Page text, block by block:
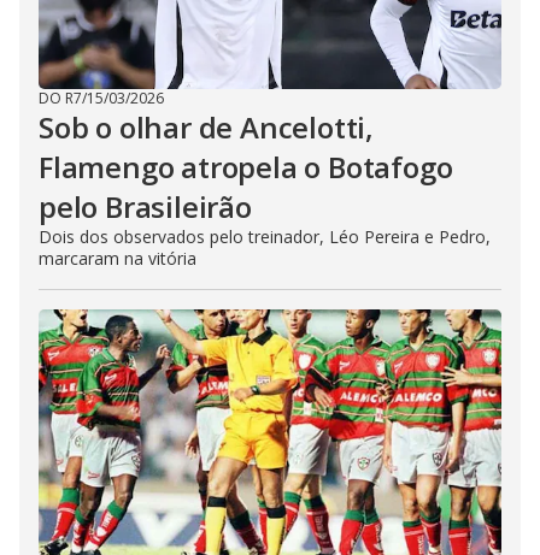
DO R7/15/03/2026
Sob o olhar de Ancelotti,
Flamengo atropela o Botafogo
pelo Brasileirão
Dois dos observados pelo treinador, Léo Pereira e Pedro,
marcaram na vitória